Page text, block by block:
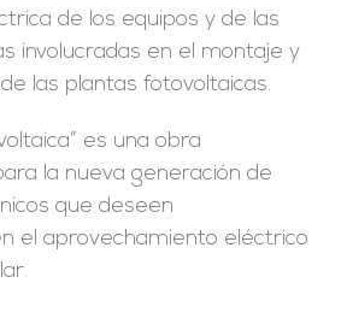
de los equipos y de las
involucradas en el montaje y
las plantas fotovoltaicas.
es una obra
la nueva generación de
que deseen
el aprovechamiento eléctrico